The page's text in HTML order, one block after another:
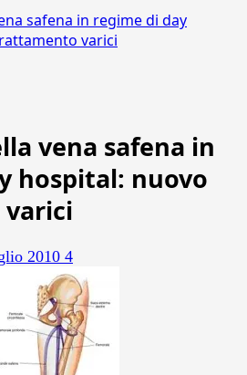
safena in regime di day
varici
vena safena in
hospital: nuovo
2010 4